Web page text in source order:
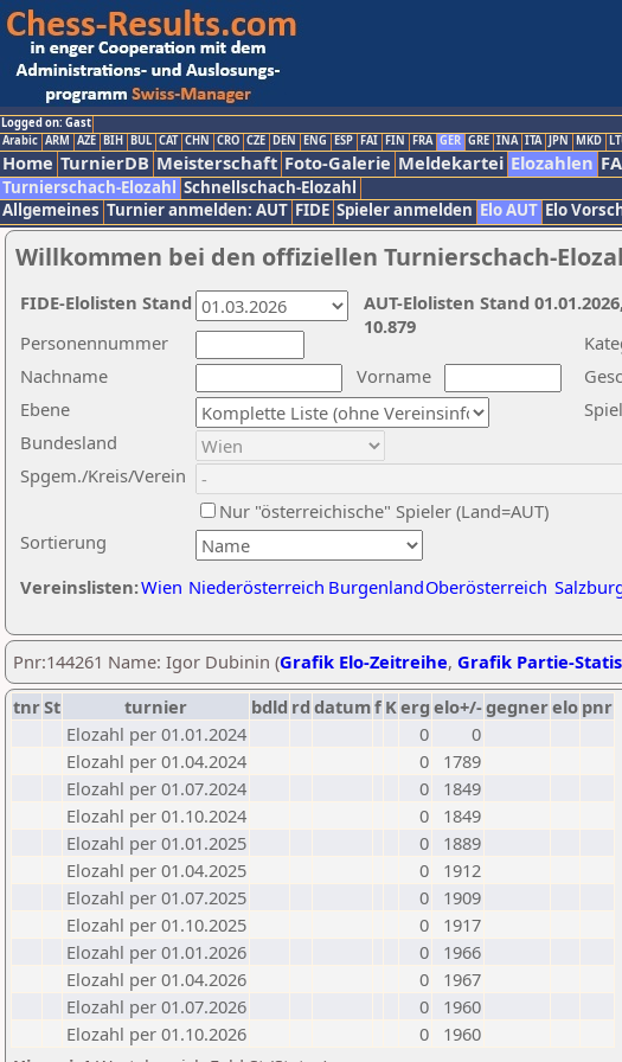
Logged on: Gast
Arabic ARM AZE BIH BUL CAT CHN CRO CZE DEN ENG ESP FAI FIN FRA GER GRE INA ITA JPN MKD
Home TurnierDB Meisterschaft Foto-Galerie Meldekartei Elozahlen
Turnierschach-Elozahl Schnellschach-Elozahl
Allgemeines Turnier anmelden: AUT FIDE Spieler anmelden Elo AUT Elo
Willkommen bei den offiziellen Turnierschach-
Nachname
Vorname
Ebene
Sortierung
Personennummer
Bundesland
Spgem./Kreis/Verein
Nur "österreichische" Spieler (Land=AUT)
Vereinslisten:Wien Niederösterreich BurgenlandOberösterreich
AUT-Elolisten Stand
10.879
FIDE-Elolisten Stand
Pnr:144261 Name: Igor Dubinin (Grafik Elo-Zeitreihe, Grafik Partie-
tnrSt turnier bdld rd datumf Kerg elo+/-gegnerelo pnr
Elozahl per 01.01.2024
0
0
Elozahl per 01.04.2024
0
1789
Elozahl per 01.07.2024
0
1849
Elozahl per 01.10.2024
0
1849
Elozahl per 01.01.2025
0
1889
Elozahl per 01.04.2025
0
1912
Elozahl per 01.07.2025
0
1909
Elozahl per 01.10.2025
0
1917
Elozahl per 01.01.2026
0
1966
Elozahl per 01.04.2026
0
1967
Elozahl per 01.07.2026
0
1960
Elozahl per 01.10.2026
0
1960